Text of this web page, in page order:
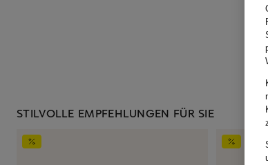
STILVOLLE EMPFEHLUNGEN FÜR SIE